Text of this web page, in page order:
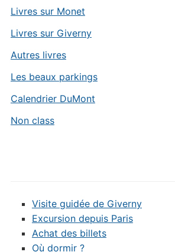
Livres sur Monet
Livres sur Giverny
Autres livres
Les beaux parkings
Calendrier DuMont
Non class
Visite guidée de Giverny
Excursion depuis Paris
Achat des billets
Où dormir ?